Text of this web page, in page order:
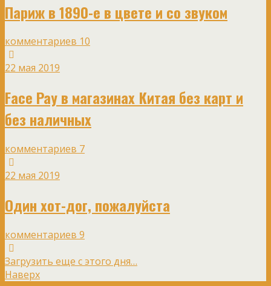
Париж в 1890-е в цвете и со звуком
комментариев 10
22 мая 2019
Face Pay в магазинах Китая без карт и
без наличных
комментариев 7
22 мая 2019
Один хот-дог, пожалуйста
комментариев 9
Загрузить еще с этого дня…
Наверх